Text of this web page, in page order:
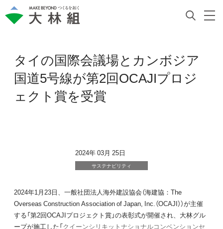
タイの国際会議場とカンボジア
国道5号線が第2回OCAJIプロジ
ェクト賞を受賞
2024年 03月 25日
サステナビリティ
2024年1月23日、一般社団法人海外建設協会（海建協：The
Overseas Construction Association of Japan, Inc.（OCAJI））が主催
する「第2回OCAJIプロジェクト賞」の表彰式が開催され、大林グル
ープが施工した「クイーンシリキットナショナルコンベンションセ